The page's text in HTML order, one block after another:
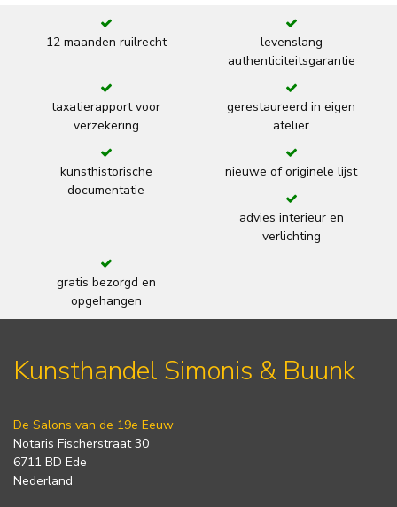
12 maanden ruilrecht
levenslang
authenticiteitsgarantie
taxatierapport voor
verzekering
gerestaureerd in eigen
atelier
kunsthistorische
documentatie
nieuwe of originele lijst
advies interieur en
verlichting
gratis bezorgd en
opgehangen
Kunsthandel Simonis & Buunk
De Salons van de 19e Eeuw
Notaris Fischerstraat 30
6711 BD Ede
Nederland